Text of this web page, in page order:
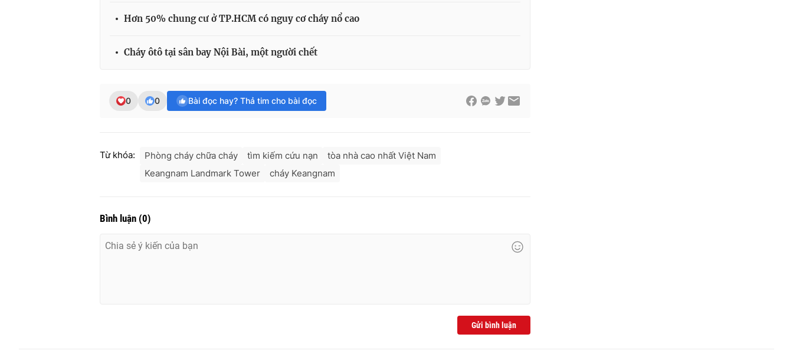
Hơn 50% chung cư ở TP.HCM có nguy cơ cháy nổ cao
Cháy ôtô tại sân bay Nội Bài, một người chết
0 0 Bài đọc hay? Thả tim cho bài đọc
Từ khóa: Phòng cháy chữa cháy tìm kiếm cứu nạn
tòa nhà cao nhất Việt Nam
Keangnam Landmark Tower
cháy Keangnam
Bình luận (0)
Gửi bình luận